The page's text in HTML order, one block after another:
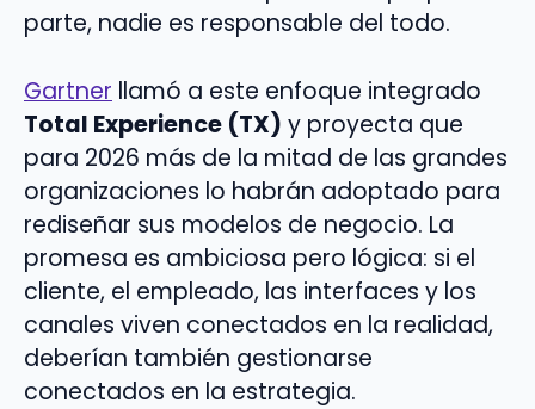
parte, nadie es responsable del todo.
Gartner llamó a este enfoque integrado
Total Experience (TX) y proyecta que
para 2026 más de la mitad de las grandes
organizaciones lo habrán adoptado para
rediseñar sus modelos de negocio. La
promesa es ambiciosa pero lógica: si el
cliente, el empleado, las interfaces y los
canales viven conectados en la realidad,
deberían también gestionarse
conectados en la estrategia.